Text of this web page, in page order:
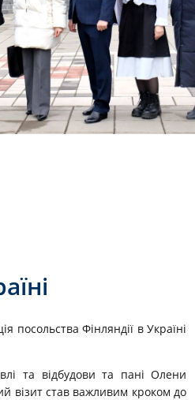
посольства Фінляндії в Україні
та відбудови та пані Олени
візит став важливим кроком до